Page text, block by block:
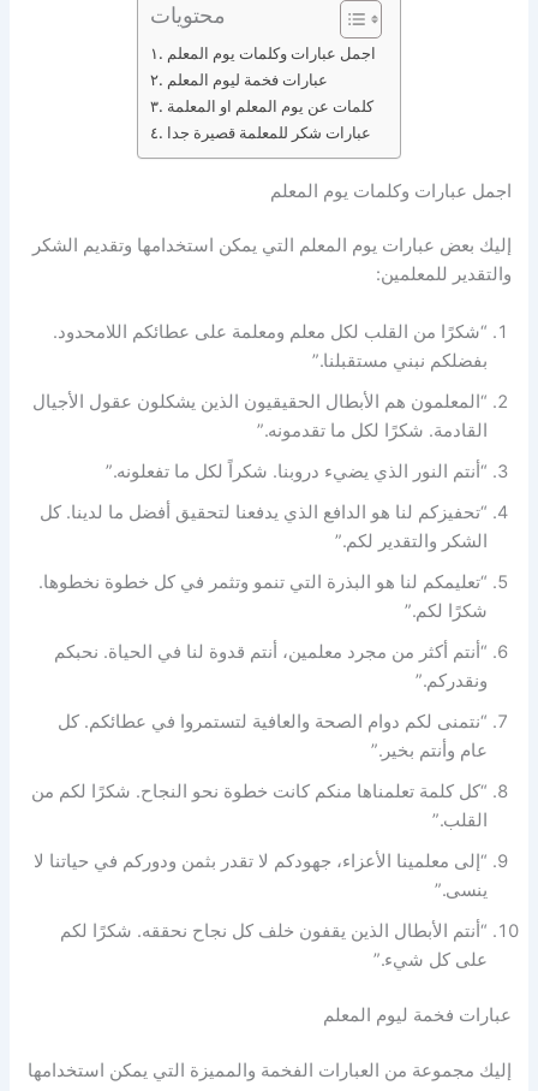
محتويات
اجمل عبارات وكلمات يوم المعلم
عبارات فخمة ليوم المعلم
كلمات عن يوم المعلم او المعلمة
عبارات شكر للمعلمة قصيرة جدا
اجمل عبارات وكلمات يوم المعلم
إليك بعض عبارات يوم المعلم التي يمكن استخدامها وتقديم الشكر
والتقدير للمعلمين:
“شكرًا من القلب لكل معلم ومعلمة على عطائكم اللامحدود.
بفضلكم نبني مستقبلنا.”
“المعلمون هم الأبطال الحقيقيون الذين يشكلون عقول الأجيال
القادمة. شكرًا لكل ما تقدمونه.”
“أنتم النور الذي يضيء دروبنا. شكراً لكل ما تفعلونه.”
“تحفيزكم لنا هو الدافع الذي يدفعنا لتحقيق أفضل ما لدينا. كل
الشكر والتقدير لكم.”
“تعليمكم لنا هو البذرة التي تنمو وتثمر في كل خطوة نخطوها.
شكرًا لكم.”
“أنتم أكثر من مجرد معلمين، أنتم قدوة لنا في الحياة. نحبكم
ونقدركم.”
“نتمنى لكم دوام الصحة والعافية لتستمروا في عطائكم. كل
عام وأنتم بخير.”
“كل كلمة تعلمناها منكم كانت خطوة نحو النجاح. شكرًا لكم من
القلب.”
“إلى معلمينا الأعزاء، جهودكم لا تقدر بثمن ودوركم في حياتنا لا
ينسى.”
“أنتم الأبطال الذين يقفون خلف كل نجاح نحققه. شكرًا لكم
على كل شيء.”
عبارات فخمة ليوم المعلم
إليك مجموعة من العبارات الفخمة والمميزة التي يمكن استخدامها